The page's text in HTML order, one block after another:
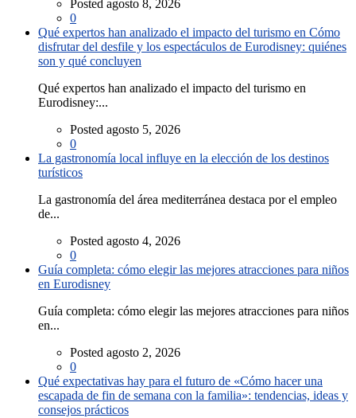
Posted agosto 8, 2026
0
Qué expertos han analizado el impacto del turismo en Cómo
disfrutar del desfile y los espectáculos de Eurodisney: quiénes
son y qué concluyen
Qué expertos han analizado el impacto del turismo en
Eurodisney:...
Posted agosto 5, 2026
0
La gastronomía local influye en la elección de los destinos
turísticos
La gastronomía del área mediterránea destaca por el empleo
de...
Posted agosto 4, 2026
0
Guía completa: cómo elegir las mejores atracciones para niños
en Eurodisney
Guía completa: cómo elegir las mejores atracciones para niños
en...
Posted agosto 2, 2026
0
Qué expectativas hay para el futuro de «Cómo hacer una
escapada de fin de semana con la familia»: tendencias, ideas y
consejos prácticos